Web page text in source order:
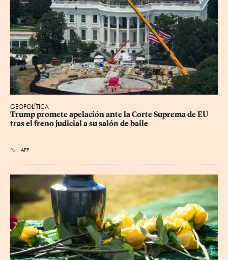
GEOPOLÍTICA
Trump promete apelación ante la Corte Suprema de EU
tras el freno judicial a su salón de baile
Por AFP